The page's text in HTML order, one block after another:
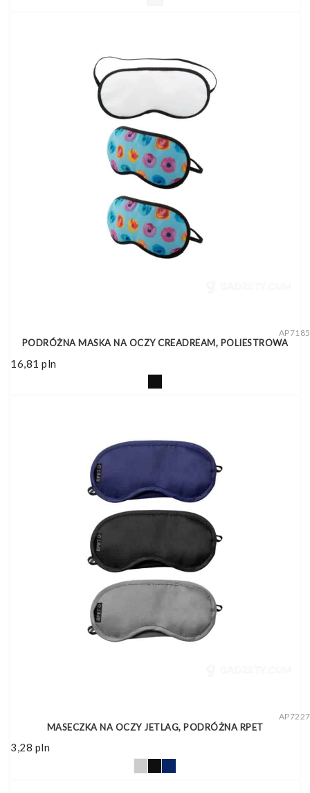
PODRÓŻNA MASKA NA OCZY CREADREAM, POLIESTROWA
16,81 pln
MASECZKA NA OCZY JETLAG, PODRÓŻNA RPET
3,28 pln